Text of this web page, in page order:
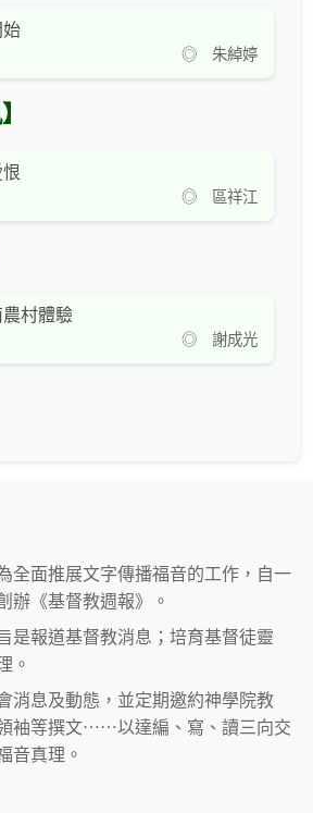
始
◎ 朱綽婷
◎ 區祥江
村體驗
◎ 謝成光
全面推展文字傳播福音的工作，自一
辦《基督教週報》。
是報道基督教消息；培育基督徒靈
。
消息及動態，並定期邀約神學院教
袖等撰文⋯⋯以達編、寫、讀三向交
音真理。